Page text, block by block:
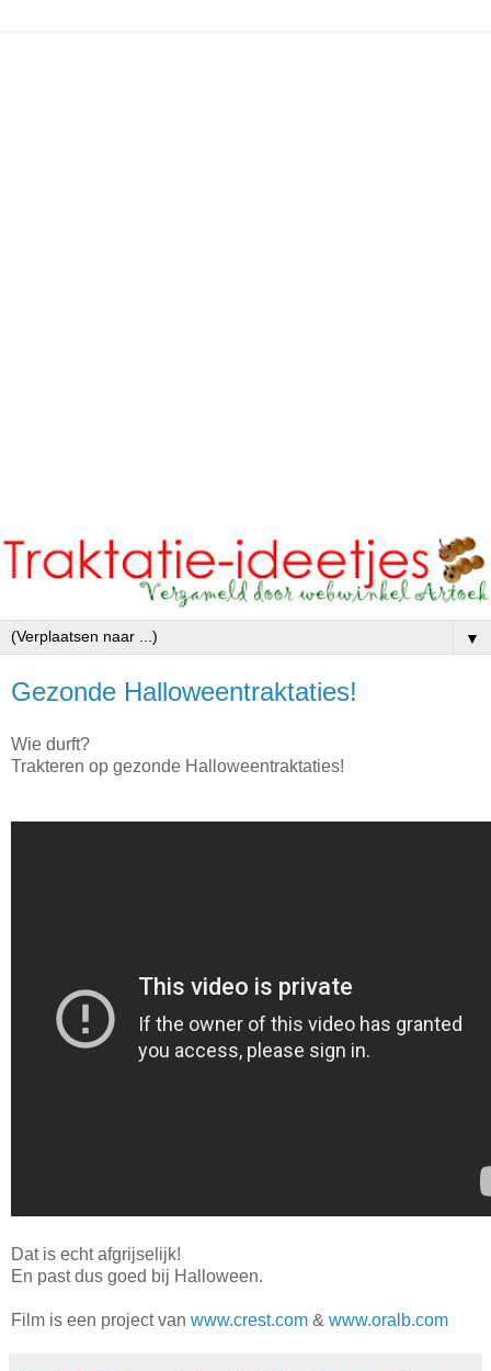
▼
Gezonde Halloweentraktaties!
Wie durft?
Trakteren op gezonde Halloweentraktaties!
Dat is echt afgrijselijk!
En past dus goed bij Halloween.
Film is een project van www.crest.com & www.oralb.com